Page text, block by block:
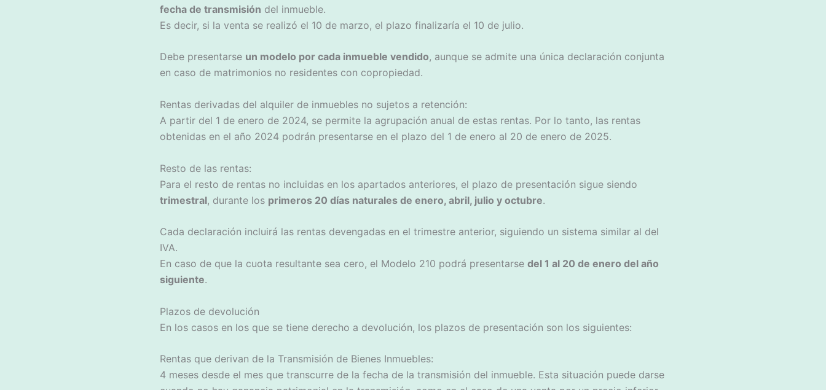
fecha de transmisión del inmueble.
Es decir, si la venta se realizó el 10 de marzo, el plazo finalizaría el 10 de julio.
Debe presentarse un modelo por cada inmueble vendido, aunque se admite una única declaración conjunta
en caso de matrimonios no residentes con copropiedad.
Rentas derivadas del alquiler de inmuebles no sujetos a retención:
A partir del 1 de enero de 2024, se permite la agrupación anual de estas rentas. Por lo tanto, las rentas
obtenidas en el año 2024 podrán presentarse en el plazo del 1 de enero al 20 de enero de 2025.
Resto de las rentas:
Para el resto de rentas no incluidas en los apartados anteriores, el plazo de presentación sigue siendo
trimestral, durante los primeros 20 días naturales de enero, abril, julio y octubre.
Cada declaración incluirá las rentas devengadas en el trimestre anterior, siguiendo un sistema similar al del
IVA.
En caso de que la cuota resultante sea cero, el Modelo 210 podrá presentarse del 1 al 20 de enero del año
siguiente.
Plazos de devolución
En los casos en los que se tiene derecho a devolución, los plazos de presentación son los siguientes:
Rentas que derivan de la Transmisión de Bienes Inmuebles:
4 meses desde el mes que transcurre de la fecha de la transmisión del inmueble. Esta situación puede darse